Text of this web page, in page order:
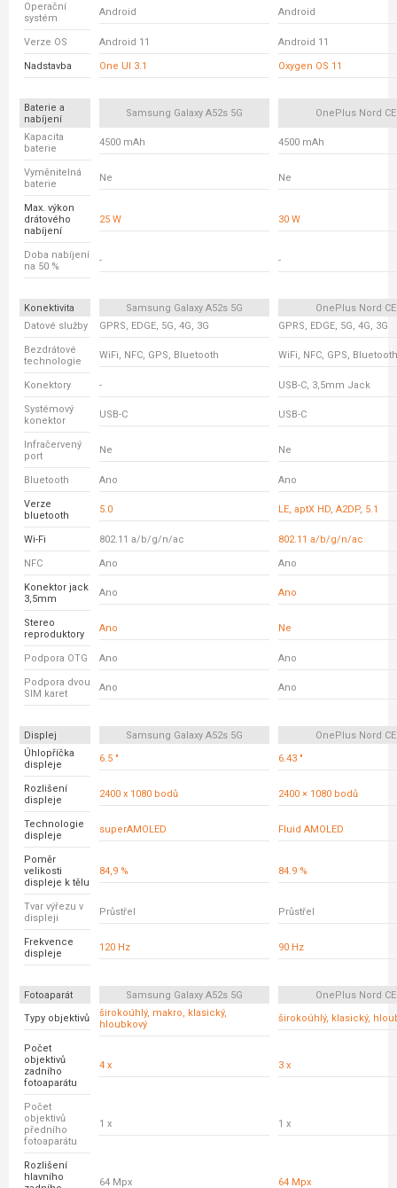
Operační
systém
Android Android
Verze OS Android 11 Android 11
Nadstavba One UI 3.1 Oxygen OS 11
Baterie a
nabíjení
Samsung Galaxy A52s 5G OnePlus Nord
Kapacita
baterie
4500 mAh 4500 mAh
Vyměnitelná
baterie
Ne Ne
Max. výkon
drátového
nabíjení
25 W 30 W
Doba nabíjení
na 50 %
- -
Konektivita Samsung Galaxy A52s 5G
OnePlus Nord
Datové služby
GPRS, EDGE, 5G, 4G, 3G GPRS, EDGE, 5G, 4G, 3G
Bezdrátové
technologie
WiFi, NFC, GPS, Bluetooth WiFi, NFC, GPS, Bluetooth
Konektory - USB-C, 3,5mm Jack
Systémový
konektor
USB-C USB-C
Infračervený
port
Ne Ne
Bluetooth Ano Ano
Verze
bluetooth
5.0 LE, aptX HD, A2DP, 5.1
Wi-Fi 802.11 a/b/g/n/ac 802.11 a/b/g/n/ac
NFC Ano Ano
Konektor jack
3,5mm
Ano Ano
Stereo
reproduktory
Ano Ne
Podpora OTG Ano Ano
Podpora dvou
SIM karet
Ano Ano
Displej Samsung Galaxy A52s 5G
OnePlus Nord
Úhlopříčka
displeje
6.5 " 6.43 "
Rozlišení
displeje
2400 x 1080 bodů 2400 × 1080 bodů
Technologie
displeje
superAMOLED Fluid AMOLED
Poměr
velikosti
displeje k tělu
84,9 % 84.9 %
Tvar výřezu v
displeji
Průstřel Průstřel
Frekvence
displeje
120 Hz 90 Hz
Fotoaparát Samsung Galaxy A52s 5G
OnePlus Nord
Typy objektivů
širokoúhlý, makro, klasický,
hloubkový
širokoúhlý, klasický,
Počet
objektivů
zadního
fotoaparátu
4 x 3 x
Počet
objektivů
předního
fotoaparátu
1 x 1 x
Rozlišení
hlavního
64 Mpx 64 Mpx